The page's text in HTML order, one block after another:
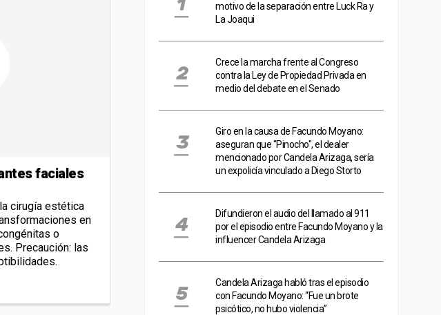
faciales
cirugía estética
en
o
Precaución: las
motivo de la separación entre Luck Ra y
La Joaqui
Crece la marcha frente al Congreso
contra la Ley de Propiedad Privada en
medio del debate en el Senado
Giro en la causa de Facundo Moyano:
aseguran que "Pinocho", el dealer
mencionado por Candela Arizaga, sería
un expolicía vinculado a Diego Storto
Difundieron el audio del llamado al 911
por el episodio entre Facundo Moyano y la
influencer Candela Arizaga
Candela Arizaga habló tras el episodio
con Facundo Moyano: “Fue un brote
psicótico, no hubo violencia”